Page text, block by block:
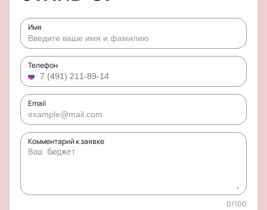
Имя
Телефон
Email
Комментарий к заявке
0/100